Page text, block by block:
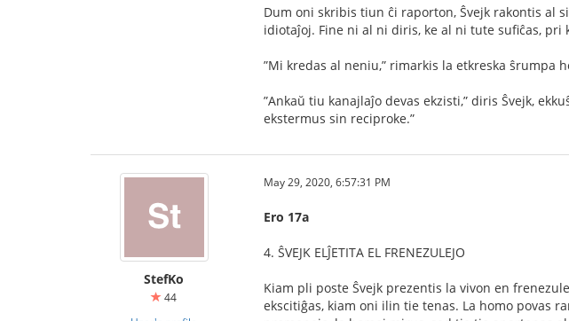
Dum oni skribis tiun ĉi raporton, Ŝvejk rakontis al
idiotaĵoj. Fine ni al ni diris, ke al ni tute suﬁĉas, pri
”Mi kredas al neniu,” rimarkis la etkreska ŝrumpa
”Ankaŭ tiu kanajlaĵo devas ekzisti,” diris Ŝvejk,
ekstermus sin reciproke.”
StefKo
44
May 29, 2020, 6:57:31 PM
Ero 17a
4. ŜVEJK ELĴETITA EL FRENEZULEJO
Kiam pli poste Ŝvejk prezentis la vivon en
ekscitiĝas, kiam oni ilin tie tenas. La homo povas